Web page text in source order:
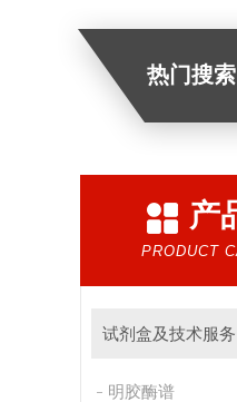
热门搜索
产
PRODUCT
试剂盒及技术服务
明胶酶谱